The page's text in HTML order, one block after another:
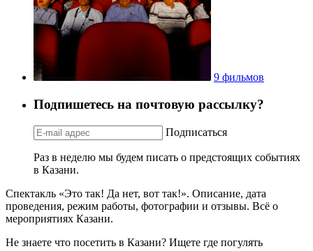
9 фильмов
Подпишетесь на почтовую рассылку?
Подписаться
Раз в неделю мы будем писать о предстоящих событиях
в Казани.
Спектакль «Это так! Да нет, вот так!». Описание, дата
проведения, режим работы, фотографии и отзывы. Всё о
мероприятиях Казани.
Не знаете что посетить в Казани? Ищете где погулять